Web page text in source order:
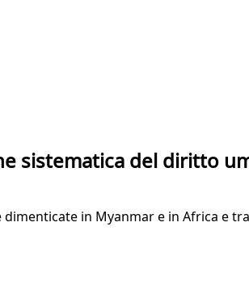
sistematica del diritto
dimenticate in Myanmar e in Africa